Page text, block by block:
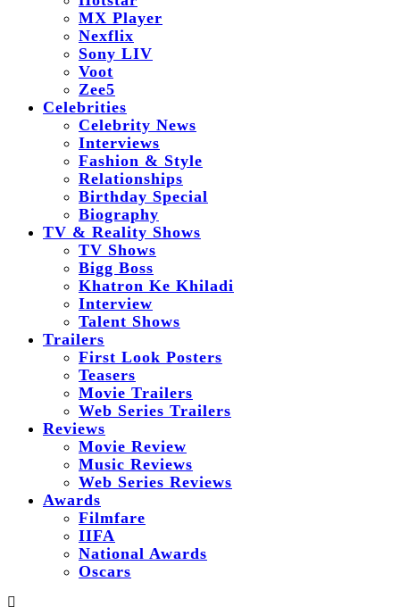
MX Player
Nexflix
Sony LIV
Voot
Zee5
Celebrities
Celebrity News
Interviews
Fashion & Style
Relationships
Birthday Special
Biography
TV & Reality Shows
TV Shows
Bigg Boss
Khatron Ke Khiladi
Interview
Talent Shows
Trailers
First Look Posters
Teasers
Movie Trailers
Web Series Trailers
Reviews
Movie Review
Music Reviews
Web Series Reviews
Awards
Filmfare
IIFA
National Awards
Oscars